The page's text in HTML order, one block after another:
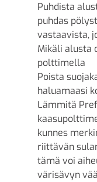
Puhdista
puhdas
vastaavista,
Mikäli alusta
polttimella
Poista
haluamaasi
Lämmitä
kunnes
riittävän
tämä voi
värisävyn